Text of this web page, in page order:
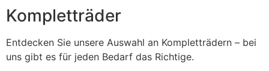
Kompletträder
Entdecken Sie unsere Auswahl an Kompletträdern – bei
uns gibt es für jeden Bedarf das Richtige.